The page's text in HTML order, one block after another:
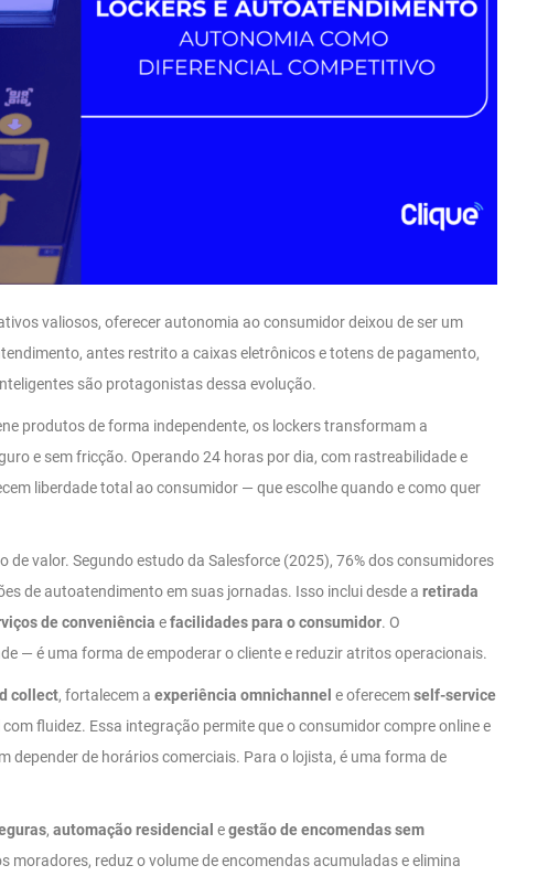
valiosos, oferecer autonomia ao consumidor deixou de ser um
antes restrito a caixas eletrônicos e totens de pagamento,
são protagonistas dessa evolução.
produtos de forma independente, os lockers transformam a
e sem fricção. Operando 24 horas por dia, com rastreabilidade e
liberdade total ao consumidor — que escolhe quando e como quer
valor. Segundo estudo da Salesforce (2025), 76% dos consumidores
de autoatendimento em suas jornadas. Isso inclui desde a retirada
de conveniência efacilidades para o consumidor. O
— é uma forma de empoderar o cliente e reduzir atritos operacionais.
collect, fortalecem a experiência omnichannel e oferecemself-service
fluidez. Essa integração permite que o consumidor compre online e
depender de horários comerciais. Para o lojista, é uma forma de
, automação residencial egestão de encomendas sem
moradores, reduz o volume de encomendas acumuladas e elimina